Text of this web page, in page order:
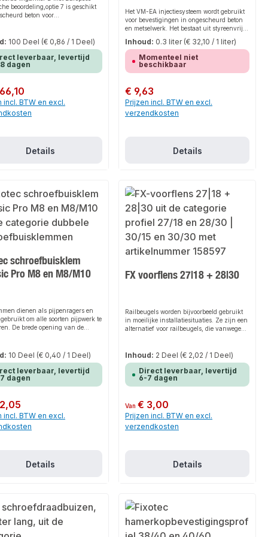
beoordeling,optie 7 is geschikt
beton voor
kan het flexibel
aangepast aan derespectieve
Het gebruik met
vermindert de
installatie-inspanning enhet
een zuigbooris het ook niet
het boorgat uit te blazen.De
van het spieanker B
op afstand mogelijk.De
100 Deel (€ 0,86 / 1 Deel)
leverbaar, levertijd
dagen
prijs:
incl. BTW en excl.
Details
Het VM-EA injectiesysteem wordt gebruikt
voor bevestigingen in ongescheurd beton
en metselwerk. Het bestaat uit styreenvrije
epoxyacrylaat injectiemortel in een patroon,
een ankerstang (VMU-A, V-A of in de
handel verkrijgbare draadstang met
testcertificaat 3.1) en een moer en sluitring.
Een geperforeerde huls is vereist voor
Injectiesysteem, chemische mortel,
chemisch anker, injectiepistool
Inhoud: 0.3 liter (€ 32,10 / 1 liter)
Momenteel niet
beschikbaar
Normale prijs:
€ 9,63
Prijzen incl. BTW en excl.
verzendkosten
Details
schroefbuisklem
Pro M8 en M8/M10
dienen als pijpenragers en
om alle soorten pijpwerk te
De brede opening van de
installaties boven het hoofd. De
maakt een eenvoudige
installatie van de
mogelijk. Het geluidsisolerende
van de Classic schroefpijpklem
ProductkenmerkenDe Classic
wordt gebruikt om pijpen
belasting vast te zetten.Hij
voor vele soorten buizen, zoals
zelfs in moeilijke
boven het hoofd.Het
dankzij de
gegalvaniseerde coating
een lange levensduur.Voor onze
is een breed assortiment
10 Deel (€ 0,40 / 1 Deel)
leverbaar, levertijd
dagen
prijs:
incl. BTW en excl.
Details
FX voorflens 27|18 + 28|30
Railbeugels worden bijvoorbeeld gebruikt
in moeilijke installatiesituaties. Ze zijn een
alternatief voor railbeugels, die vanwege
combinatie met montagerails bieden
zadelflenzen flexibiliteit, bijvoorbeeld voor
schacht- en kanaalinstallaties.
Inhoud: 2 Deel (€ 2,02 / 1 Deel)
Direct leverbaar, levertijd
6-7 dagen
Normale prijs:
Van€ 3,00
Prijzen incl. BTW en excl.
verzendkosten
Details